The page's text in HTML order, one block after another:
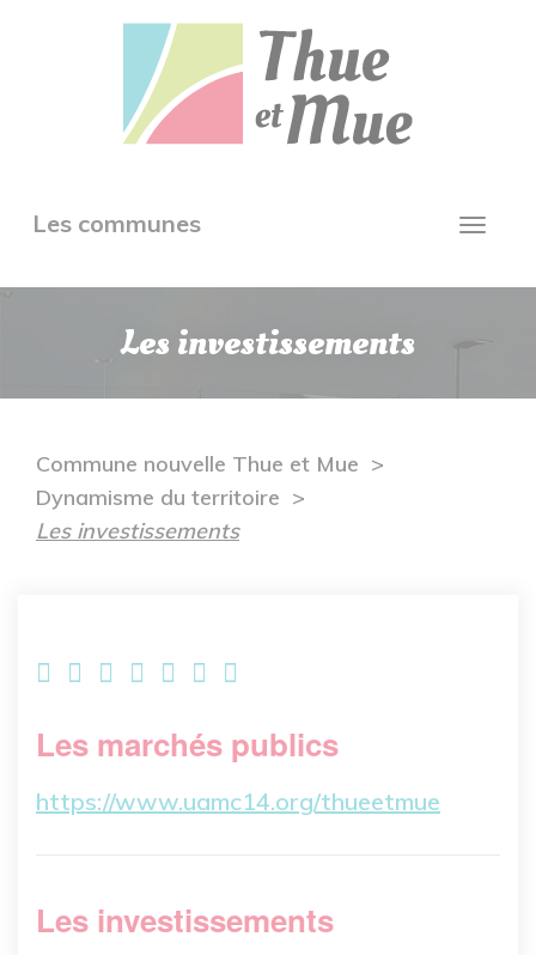
Toggle
Les communes
Les investissements
Commune nouvelle Thue et Mue
Dynamisme du territoire
Les investissements
Les marchés publics
https://www.uamc14.org/thueetmue
Les investissements
Panneau de gestion des cookies